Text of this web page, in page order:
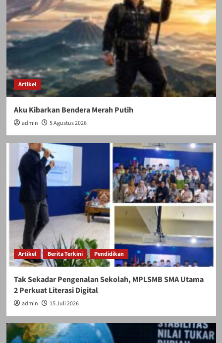
Artikel
Aku Kibarkan Bendera Merah Putih
admin 5 Agustus 2026
Artikel Berita Terkini Pendidikan
Tak Sekadar Pengenalan Sekolah, MPLSMB SMA Utama
2 Perkuat Literasi Digital
admin 15 Juli 2026